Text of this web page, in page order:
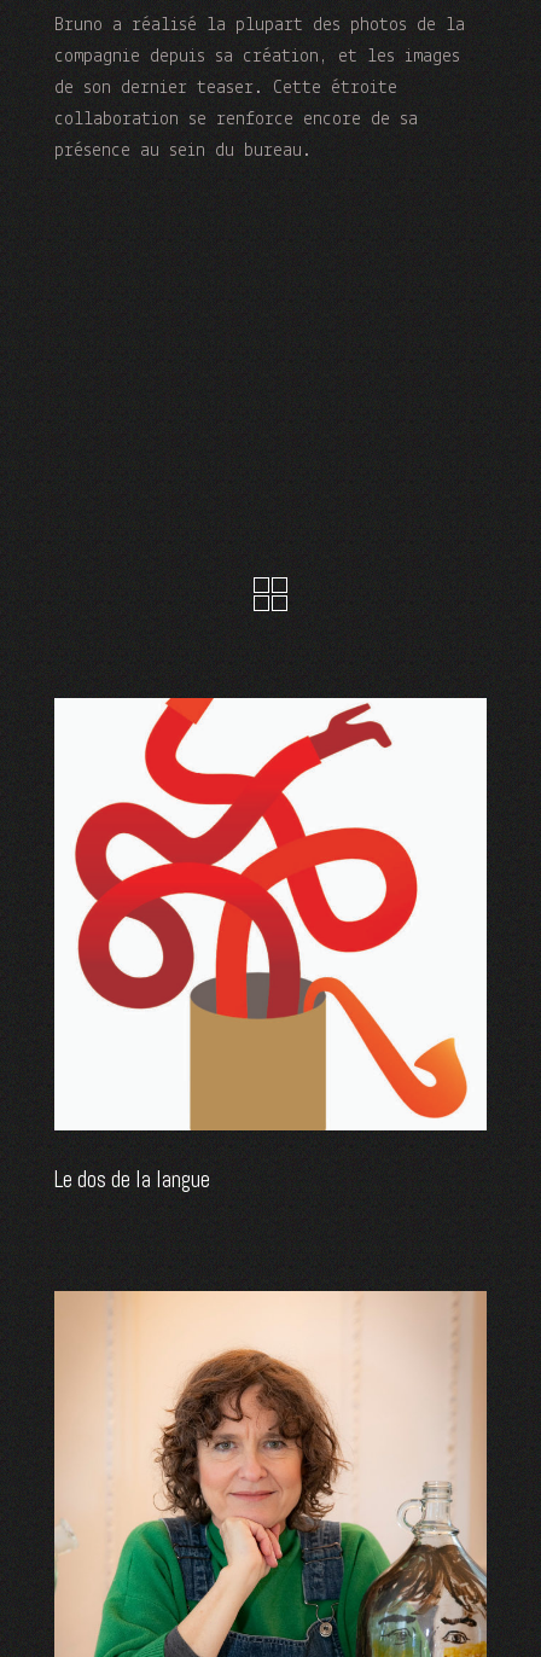
Bruno a réalisé la plupart des photos de la
compagnie depuis sa création, et les images
de son dernier teaser. Cette étroite
collaboration se renforce encore de sa
présence au sein du bureau.
Le dos de la langue